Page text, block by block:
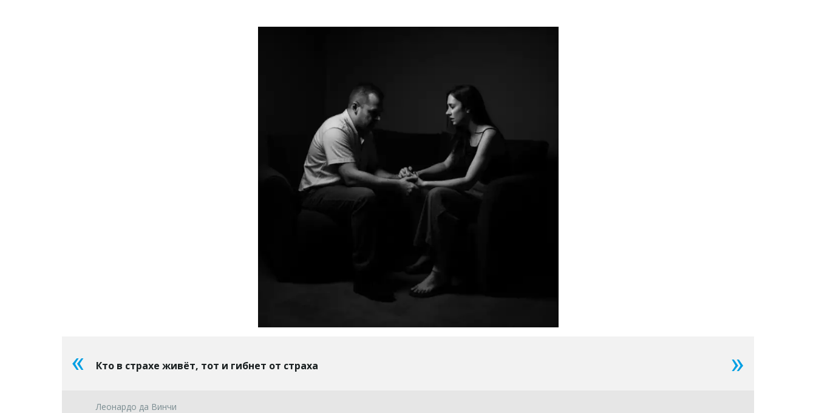
Кто в страхе живёт, тот и гибнет от страха
Леонардо да Винчи